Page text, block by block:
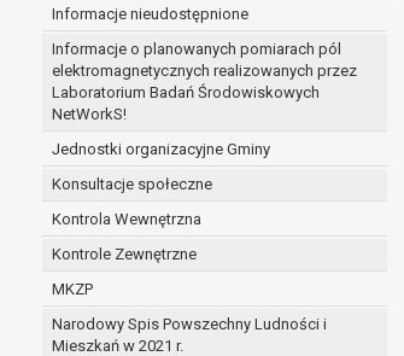
Informacje nieudostępnione
Informacje o planowanych pomiarach pól
elektromagnetycznych realizowanych przez
Laboratorium Badań Środowiskowych
NetWorkS!
Jednostki organizacyjne Gminy
Konsultacje społeczne
Kontrola Wewnętrzna
Kontrole Zewnętrzne
MKZP
Narodowy Spis Powszechny Ludności i
Mieszkań w 2021 r.